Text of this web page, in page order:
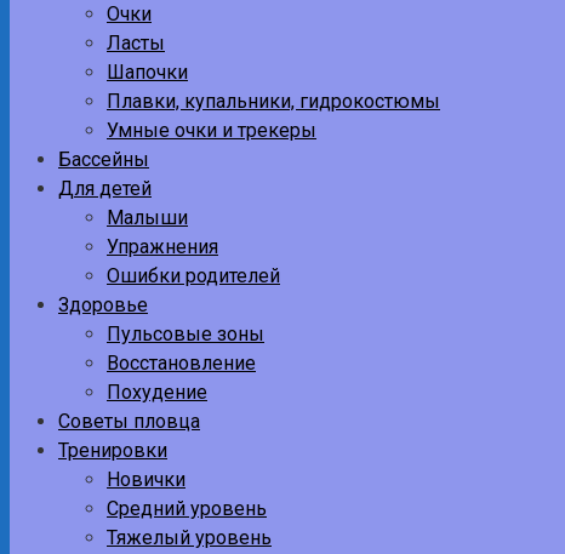
Очки
Ласты
Шапочки
Плавки, купальники, гидрокостюмы
Умные очки и трекеры
Бассейны
Для детей
Малыши
Упражнения
Ошибки родителей
Здоровье
Пульсовые зоны
Восстановление
Похудение
Советы пловца
Тренировки
Новички
Средний уровень
Тяжелый уровень